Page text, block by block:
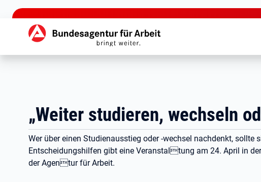
zu den Hauptinhalten springen
Hauptnavigation
„Weiter studieren, wechseln
Wer über einen Studienausstieg oder -wechsel nachdenkt,
Entscheidungshilfen gibt eine Veranstaltung am 24. April in
der Agentur für Arbeit.